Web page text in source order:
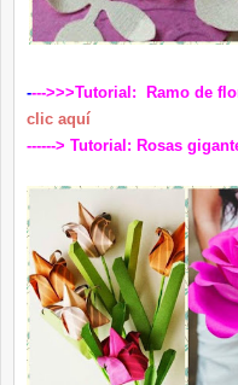
---->>>Tutorial: Ramo de
clic aquí
------> Tutorial: Rosas